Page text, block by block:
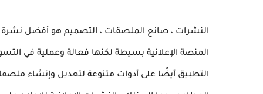
النشرات ، صانع الملصقات ، التصميم هو أفضل نشرة
المنصة الإعلانية بسيطة لكنها فعالة وعملية في
التطبيق أيضًا على أدوات متنوعة لتعديل وإنشاء